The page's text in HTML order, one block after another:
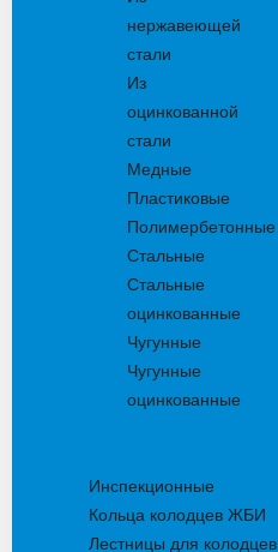
нержавеющей
стали
Из
оцинкованной
стали
Медные
Пластиковые
Полимербетонные
Стальные
Стальные
оцинкованные
Чугунные
Чугунные
оцинкованные
Инспекционные
Кольца колодцев ЖБИ
Лестницы для колодцев